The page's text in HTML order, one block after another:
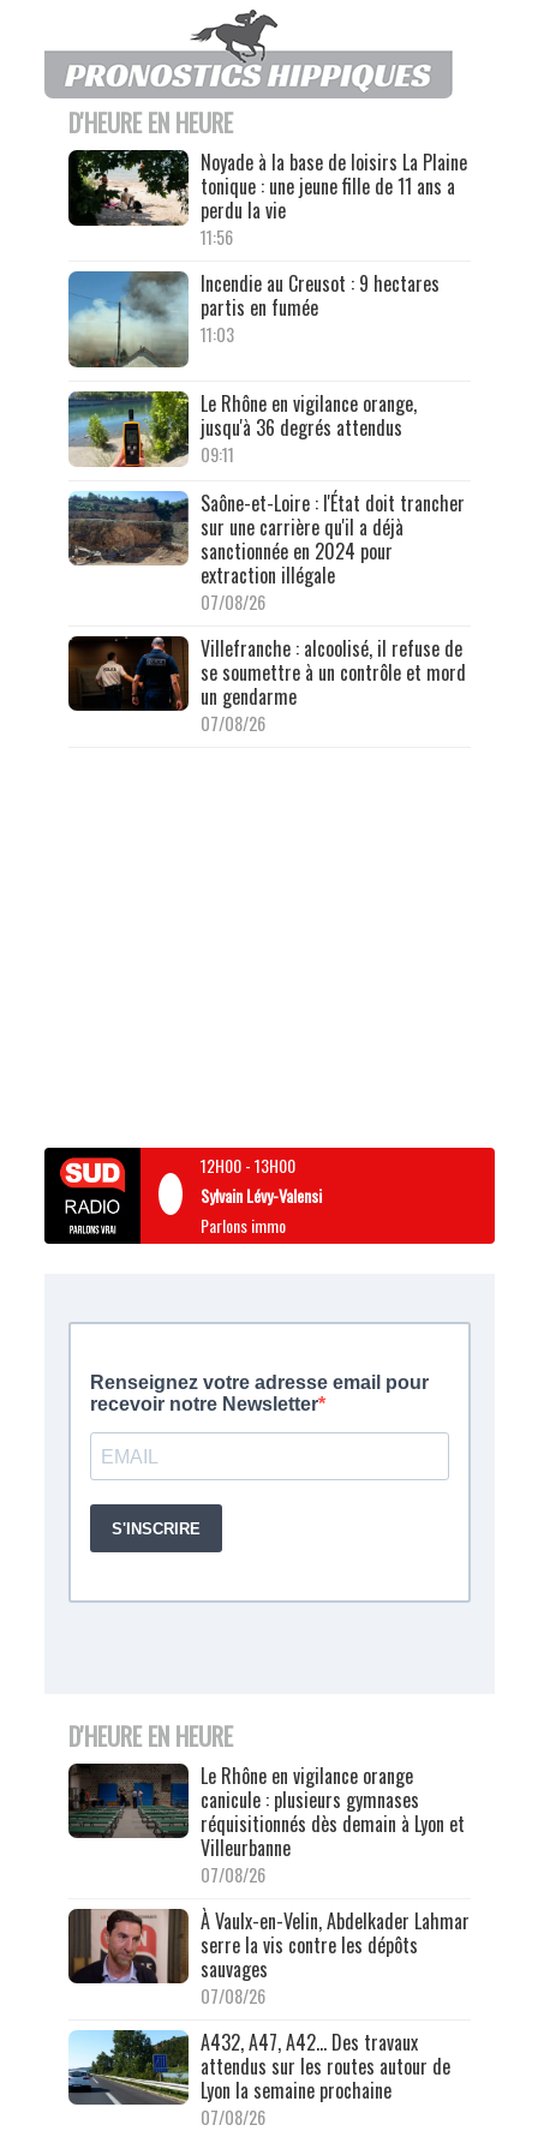
D'HEURE EN HEURE
Noyade à la base de loisirs La Plaine
tonique : une jeune fille de 11 ans a
perdu la vie
11:56
Incendie au Creusot : 9 hectares
partis en fumée
11:03
Le Rhône en vigilance orange,
jusqu'à 36 degrés attendus
09:11
Saône-et-Loire : l'État doit trancher
sur une carrière qu'il a déjà
sanctionnée en 2024 pour
extraction illégale
07/08/26
Villefranche : alcoolisé, il refuse de
se soumettre à un contrôle et mord
un gendarme
07/08/26
12H00-13H00
Sylvain Lévy-Valensi
Parlons immo
D'HEURE EN HEURE
Le Rhône en vigilance orange
canicule : plusieurs gymnases
réquisitionnés dès demain à Lyon et
Villeurbanne
07/08/26
À Vaulx-en-Velin, Abdelkader Lahmar
serre la vis contre les dépôts
sauvages
07/08/26
A432, A47, A42… Des travaux
attendus sur les routes autour de
Lyon la semaine prochaine
07/08/26